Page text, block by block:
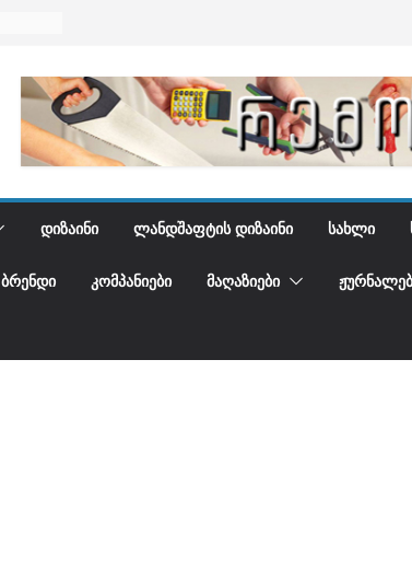
ᲓᲘᲖᲐᲘᲜᲘ ᲚᲐᲜᲓᲨᲐᲤᲢᲘᲡ ᲓᲘᲖᲐᲘᲜᲘ ᲡᲐᲮᲚᲘ
ᲑᲠᲔᲜᲓᲘ ᲙᲝᲛᲞᲐᲜᲘᲔᲑᲘ ᲛᲐᲦᲐᲖᲘᲔᲑᲘ